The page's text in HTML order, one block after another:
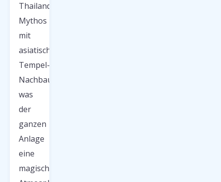
Thailand-
Mythos
mit
asiatischen
Tempel-
Nachbauten,
was
der
ganzen
Anlage
eine
magische